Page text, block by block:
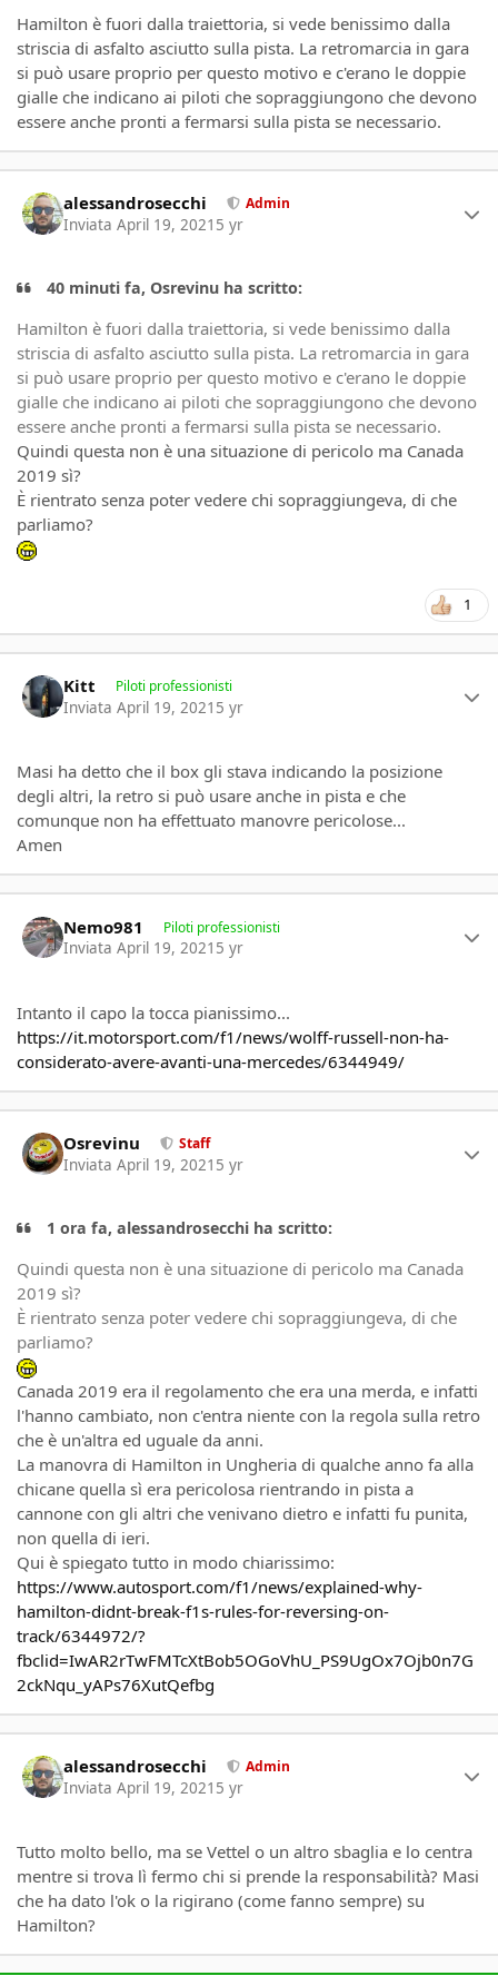
Hamilton è fuori dalla traiettoria, si vede benissimo dalla
striscia di asfalto asciutto sulla pista. La retromarcia in gara
si può usare proprio per questo motivo e c'erano le doppie
gialle che indicano ai piloti che sopraggiungono che devono
essere anche pronti a fermarsi sulla pista se necessario.
alessandrosecchi Admin
Inviata April 19, 2021 5 yr
40 minuti fa, Osrevinu ha scritto:
Hamilton è fuori dalla traiettoria, si vede benissimo dalla
striscia di asfalto asciutto sulla pista. La retromarcia in gara
si può usare proprio per questo motivo e c'erano le doppie
gialle che indicano ai piloti che sopraggiungono che devono
essere anche pronti a fermarsi sulla pista se necessario.
Quindi questa non è una situazione di pericolo ma Canada
2019 sì?
È rientrato senza poter vedere chi sopraggiungeva, di che
parliamo?
1
Kitt Piloti professionisti
Inviata April 19, 2021 5 yr
Masi ha detto che il box gli stava indicando la posizione
degli altri, la retro si può usare anche in pista e che
comunque non ha effettuato manovre pericolose...
Amen
Nemo981 Piloti professionisti
Inviata April 19, 2021 5 yr
Intanto il capo la tocca pianissimo...
https://it.motorsport.com/f1/news/wolff-russell-non-ha-
considerato-avere-avanti-una-mercedes/6344949/
Osrevinu Staff
Inviata April 19, 2021 5 yr
1 ora fa, alessandrosecchi ha scritto:
Quindi questa non è una situazione di pericolo ma Canada
2019 sì?
È rientrato senza poter vedere chi sopraggiungeva, di che
parliamo?
Canada 2019 era il regolamento che era una merda, e infatti
l'hanno cambiato, non c'entra niente con la regola sulla retro
che è un'altra ed uguale da anni.
La manovra di Hamilton in Ungheria di qualche anno fa alla
chicane quella sì era pericolosa rientrando in pista a
cannone con gli altri che venivano dietro e infatti fu punita,
non quella di ieri.
Qui è spiegato tutto in modo chiarissimo:
https://www.autosport.com/f1/news/explained-why-
hamilton-didnt-break-f1s-rules-for-reversing-on-
track/6344972/?
fbclid=IwAR2rTwFMTcXtBob5OGoVhU_PS9UgOx7Ojb0n7G
2ckNqu_yAPs76XutQefbg
alessandrosecchi Admin
Inviata April 19, 2021 5 yr
Tutto molto bello, ma se Vettel o un altro sbaglia e lo centra
mentre si trova lì fermo chi si prende la responsabilità? Masi
che ha dato l'ok o la rigirano (come fanno sempre) su
Hamilton?